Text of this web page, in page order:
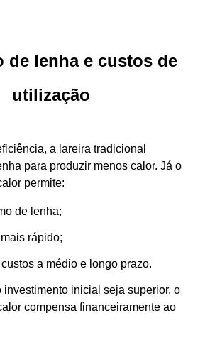
de lenha e custos de
utilização
a lareira tradicional
para produzir menos calor. Já o
permite:
de lenha;
rápido;
a médio e longo prazo.
investimento inicial seja superior, o
compensa financeiramente ao